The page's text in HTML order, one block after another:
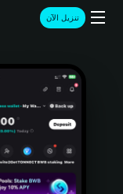
تنزيل الآن